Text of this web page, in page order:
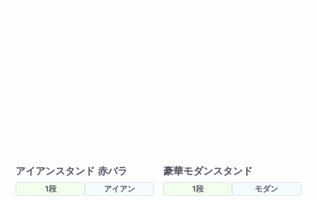
アイアンスタンド 赤バラ
1段
アイアン
豪華モダンスタンド
1段 モダン